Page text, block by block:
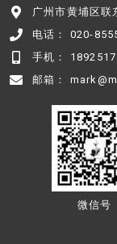
广州市黄埔区联
电话： 020-
手机：
邮箱：
微信号